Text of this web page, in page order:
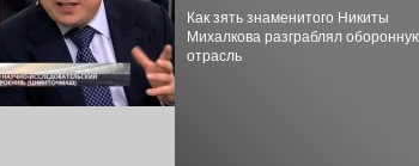
Как зять знаменитого Никиты
Михалкова разграблял
отрасль